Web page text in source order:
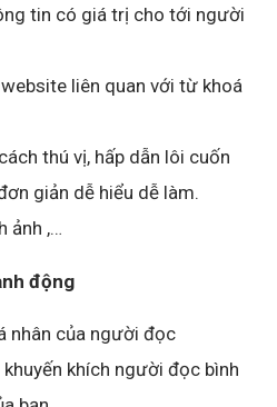
tin có giá trị cho tới người
liên quan với từ khoá
thú vị, hấp dẫn lôi cuốn
giản dễ hiểu dễ làm.
ảnh ,…
động
nhân của người đọc
khích người đọc bình